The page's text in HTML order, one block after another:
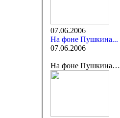
07.06.2006
На фоне Пушкина...
07.06.2006
На фоне Пушкина…